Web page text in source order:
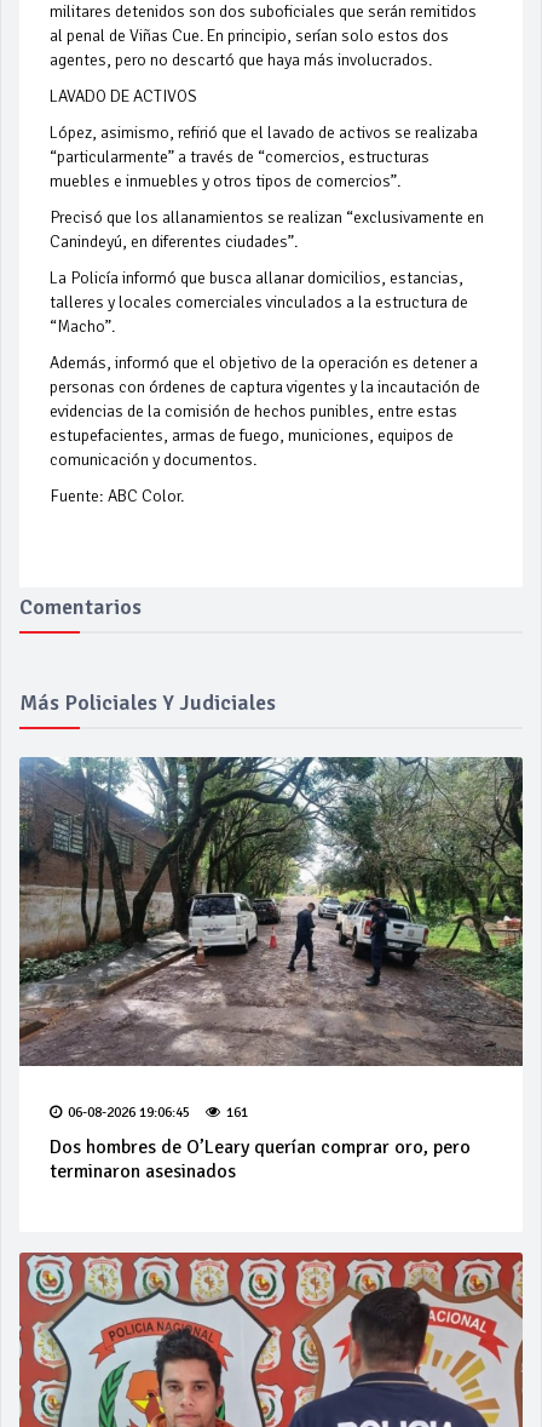
militares detenidos son dos suboficiales que serán remitidos
al penal de Viñas Cue. En principio, serían solo estos dos
agentes, pero no descartó que haya más involucrados.
LAVADO DE ACTIVOS
López, asimismo, refirió que el lavado de activos se realizaba
“particularmente” a través de “comercios, estructuras
muebles e inmuebles y otros tipos de comercios”.
Precisó que los allanamientos se realizan “exclusivamente en
Canindeyú, en diferentes ciudades”.
La Policía informó que busca allanar domicilios, estancias,
talleres y locales comerciales vinculados a la estructura de
“Macho”.
Además, informó que el objetivo de la operación es detener a
personas con órdenes de captura vigentes y la incautación de
evidencias de la comisión de hechos punibles, entre estas
estupefacientes, armas de fuego, municiones, equipos de
comunicación y documentos.
Fuente: ABC Color.
Comentarios
Más Policiales Y Judiciales
06-08-2026 19:06:45 161
Dos hombres de O’Leary querían comprar oro, pero
terminaron asesinados